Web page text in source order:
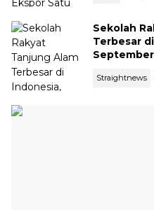
Sekolah
Terbesar
September
Straightnews